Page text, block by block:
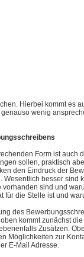
Hierbei kommt es
genauso wenig
Form ist auch
sollen, praktisch
den Eindruck der
Wesentlich besser sind
vorhanden sind und
für die Stelle ist und
des
kommt zunächst
Zusätzen.
Möglichkeiten zur
E-Mail Adresse.